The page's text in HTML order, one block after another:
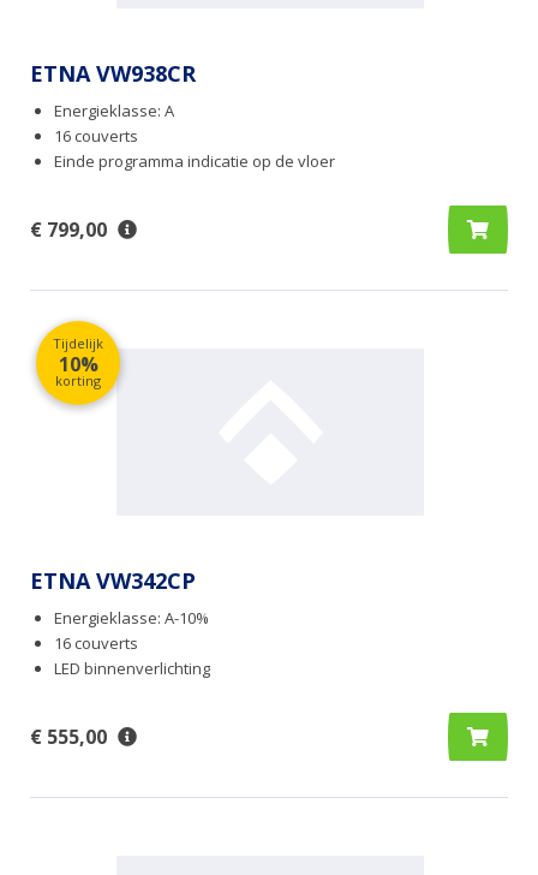
ETNA VW938CR
Energieklasse: A
16 couverts
Einde programma indicatie op de vloer
€ 799,00
Tijdelijk
10%
korting
ETNA VW342CP
Energieklasse: A-10%
16 couverts
LED binnenverlichting
€ 555,00